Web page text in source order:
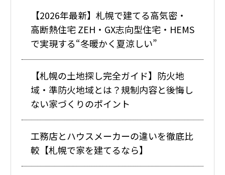
【2026年最新】札幌で建てる高気密・
高断熱住宅 ZEH・GX志向型住宅・HEMS
で実現する“冬暖かく夏涼しい”
【札幌の土地探し完全ガイド】防火地
域・準防火地域とは？規制内容と後悔し
ない家づくりのポイント
工務店とハウスメーカーの違いを徹底比
較【札幌で家を建てるなら】